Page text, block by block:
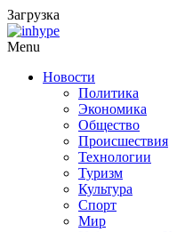
Загрузка
Menu
Новости
Политика
Экономика
Общество
Происшествия
Технологии
Туризм
Культура
Спорт
Мир